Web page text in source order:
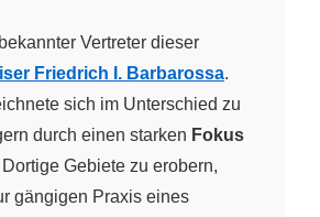
Vertreter dieser
Friedrich I. Barbarossa.
sich im Unterschied zu
durch einen starken Fokus
Gebiete zu erobern,
gängigen Praxis eines